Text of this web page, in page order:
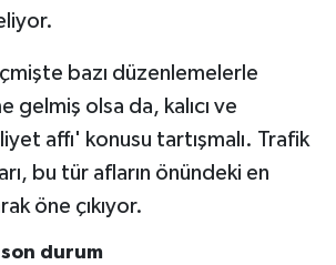
bazı düzenlemelerle
gelmiş olsa da, kalıcı ve
affı' konusu tartışmalı. Trafik
bu tür afların önündeki en
öne çıkıyor.
durum